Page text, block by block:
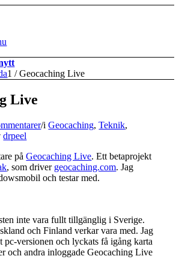
1 / Geocaching Live
Live
/iGeocaching,Teknik,
drpeel
påGeocaching Live. Ett betaprojekt
, som driver geocaching.com. Jag
och testar med.
inte vara fullt tillgänglig i Sverige.
och Finland verkar vara med. Jag
pc-versionen och lyckats få igång karta
och andra inloggade Geocaching Live